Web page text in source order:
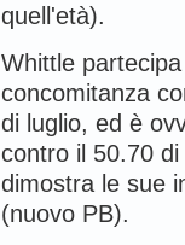
quell'età).
Whittle
concomitanza
di luglio, ed è
contro il 50.70
dimostra le sue
(nuovo PB).